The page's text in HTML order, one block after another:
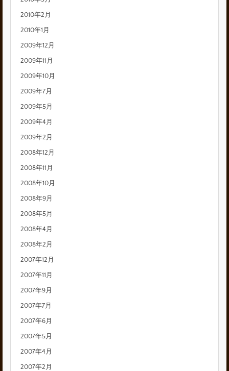
2010年2月
2010年1月
2009年12月
2009年11月
2009年10月
2009年7月
2009年5月
2009年4月
2009年2月
2008年12月
2008年11月
2008年10月
2008年9月
2008年5月
2008年4月
2008年2月
2007年12月
2007年11月
2007年9月
2007年7月
2007年6月
2007年5月
2007年4月
2007年2月